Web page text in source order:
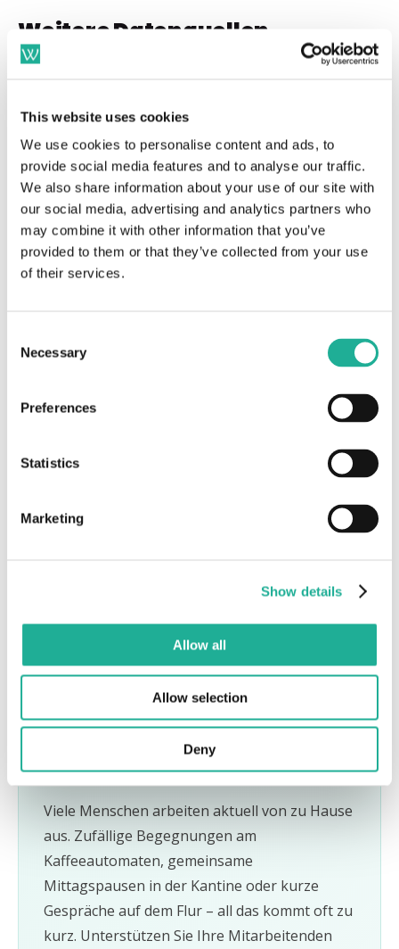
This website uses cookies
We use cookies to personalise content and ads, to
provide social media features and to analyse our traffic.
We also share information about your use of our site with
our social media, advertising and analytics partners who
may combine it with other information that you’ve
provided to them or that they’ve collected from your use
of their services.
Selection
Necessary
Preferences
Statistics
Marketing
Show details
Allow all
Allow selection
Deny
Weitere Datenquellen
Einige davon werden in der re:publica Panel
Diskussion besprochen.
Eine weitere Möglichkeit für Arbeitgeber, um mehr
darüber zu erfahren, was die Zielgruppen sich heute
in Bezug auf ihre Arbeit wünschen, sind natürlich
entsprechende Datenquellen.
von Indeed
veröffentlicht. Alle Datenquellen, die Ute erwähnt, sind
öffentlich zugänglich.
„Datenquellen nach Zielgruppen und Themen” von
Virtuelle Kaffeepausen
Viele Menschen arbeiten aktuell von zu Hause
aus. Zufällige Begegnungen am
Kaffeeautomaten, gemeinsame
Mittagspausen in der Kantine oder kurze
Gespräche auf dem Flur – all das kommt oft zu
kurz. Unterstützen Sie Ihre Mitarbeitenden